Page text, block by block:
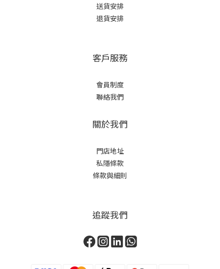
送貨安排
退貨安排
客戶服務
會員制度
聯絡我們
關於我們
門店地址
私隱條款
條款與細則
追蹤我們